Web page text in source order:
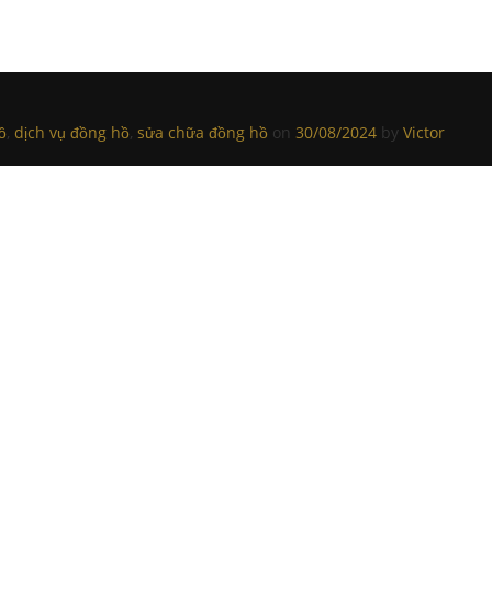
, dịch vụ đồng hồ, sửa chữa đồng hồ on 30/08/2024 by Victor